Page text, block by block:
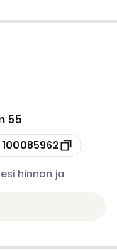
55
100085962
hinnan ja